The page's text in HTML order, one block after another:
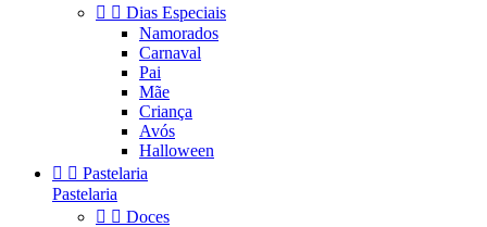
  Dias Especiais
Namorados
Carnaval
Pai
Mãe
Criança
Avós
Halloween
  Pastelaria
Pastelaria
  Doces